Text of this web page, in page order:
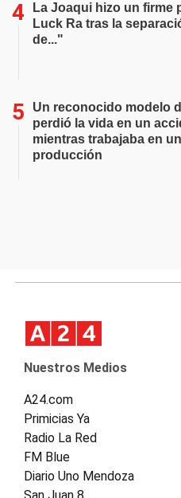
La Joaqui hizo un firme
Luck Ra tras la
de..."
Un reconocido modelo
perdió la vida en un
mientras trabajaba en
producción
Nuestros Medios
A24.com
Primicias Ya
Radio La Red
FM Blue
Diario Uno Mendoza